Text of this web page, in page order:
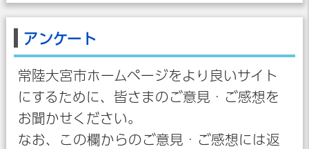
アンケート
常陸大宮市ホームページをより良いサイト
にするために、皆さまのご意見・ご感想を
お聞かせください。
なお、この欄からのご意見・ご感想には返